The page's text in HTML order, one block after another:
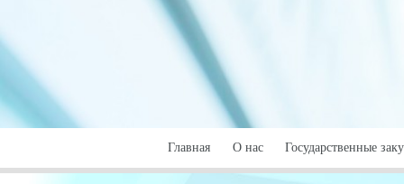
Главная О нас Государственные